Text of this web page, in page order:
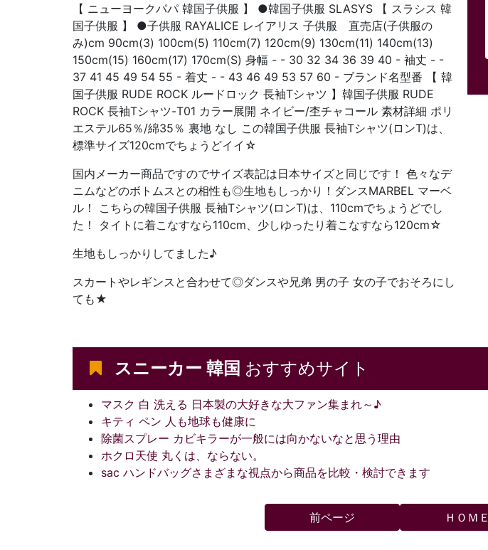
【 ニューヨークパパ 韓国子供服 】 ●韓国子供服 SLASYS 【 スラシス 韓
国子供服 】 ●子供服 RAYALICE レイアリス 子供服 直売店(子供服の
み)cm 90cm(3) 100cm(5) 110cm(7) 120cm(9) 130cm(11) 140cm(13)
150cm(15) 160cm(17) 170cm(S) 身幅 - - 30 32 34 36 39 40 - 袖丈 - -
37 41 45 49 54 55 - 着丈 - - 43 46 49 53 57 60 - ブランド名型番 【 韓
国子供服 RUDE ROCK ルードロック 長袖Tシャツ 】韓国子供服 RUDE
ROCK 長袖Tシャツ-T01 カラー展開 ネイビー/杢チャコール 素材詳細 ポリ
エステル65％/綿35％ 裏地 なし この韓国子供服 長袖Tシャツ(ロンT)は、
標準サイズ120cmでちょうどイイ☆
国内メーカー商品ですのでサイズ表記は日本サイズと同じです！ 色々なデ
ニムなどのボトムスとの相性も◎生地もしっかり！ダンスMARBEL マーベ
ル！ こちらの韓国子供服 長袖Tシャツ(ロンT)は、110cmでちょうどでし
た！ タイトに着こなすなら110cm、少しゆったり着こなすなら120cm☆
生地もしっかりしてました♪
スカートやレギンスと合わせて◎ダンスや兄弟 男の子 女の子でおそろにし
ても★
スニーカー 韓国 おすすめサイト
マスク 白 洗える 日本製の大好きな大ファン集まれ～♪
キティ ペン 人も地球も健康に
除菌スプレー カビキラーが一般には向かないなと思う理由
ホクロ天使 丸くは、ならない。
sac ハンドバッグさまざまな視点から商品を比較・検討できます
前ページ ＨＯＭＥ